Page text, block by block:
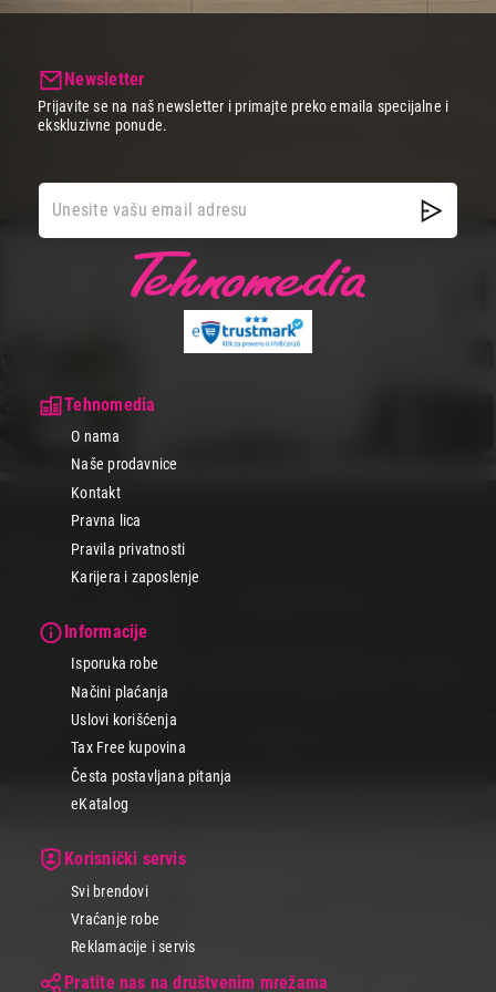
Tehnomedia
O nama
Naše prodavnice
Kontakt
Pravna lica
Pravila privatnosti
Karijera i zaposlenje
Informacije
Isporuka robe
Načini plaćanja
Uslovi korišćenja
Tax Free kupovina
Česta postavljana pitanja
eKatalog
Korisnički servis
Svi brendovi
Vraćanje robe
Reklamacije i servis
Pratite nas na društvenim mrežama
Newsletter
Prijavite se na naš newsletter i primajte preko emaila specijalne i
ekskluzivne ponude.